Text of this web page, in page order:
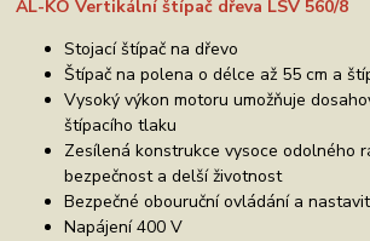
AL-KO Vertikální štípač dřeva LSV 560/8
Stojací štípač na dřevo
Štípač na polena o délce až 55 cm a
Vysoký výkon motoru umožňuje
štípacího tlaku
Zesílená konstrukce vysoce odolného
bezpečnost a delší životnost
Bezpečné obouruční ovládání a
Napájení 400 V